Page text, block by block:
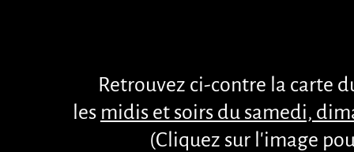
Retrouvez ci-contre la carte
les midis et soirs du samedi,
(Cliquez sur l'image